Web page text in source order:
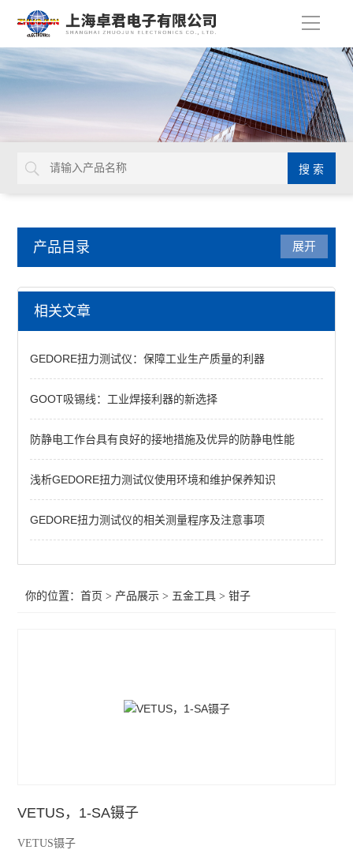
导
产品目录
五金工具
镊子
钳子
扳手
KENTA（克恩达专区）
查看全部 >>
展开
相关文章
GEDORE扭力测试仪：保障工业生产质量的利器
GOOT吸锡线：工业焊接利器的新选择
防静电工作台具有良好的接地措施及优异的防静电性能
浅析GEDORE扭力测试仪使用环境和维护保养知识
GEDORE扭力测试仪的相关测量程序及注意事项
你的位置：首页 > 产品展示 > 五金工具 >钳子
VETUS，1-SA镊子
VETUS镊子